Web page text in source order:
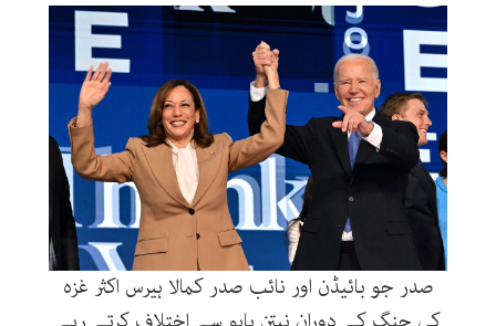
صدر جو بائیڈن اور نائب صدر کمالا ہیرس اکثر غزہ